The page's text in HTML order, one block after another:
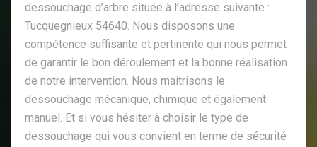
dessouchage d’arbre située à l’adresse suivante :
Tucquegnieux 54640. Nous disposons une
compétence suffisante et pertinente qui nous permet
de garantir le bon déroulement et la bonne réalisation
de notre intervention. Nous maitrisons le
dessouchage mécanique, chimique et également
manuel. Et si vous hésiter à choisir le type de
dessouchage qui vous convient en terme de sécurité